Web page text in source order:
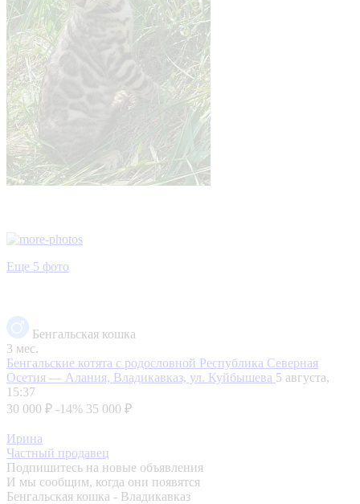
Еще 5 фото
Бенгальская кошка
3 мес.
Бенгальские котята с родословной Республика Северная
Осетия — Алания, Владикавказ, ул. Куйбышева 5 августа,
15:37
30 000 ₽ -14% 35 000 ₽
Ирина
Частный продавец
Подпишитесь на новые объявления
И мы сообщим, когда они появятся
Бенгальская кошка - Владикавказ